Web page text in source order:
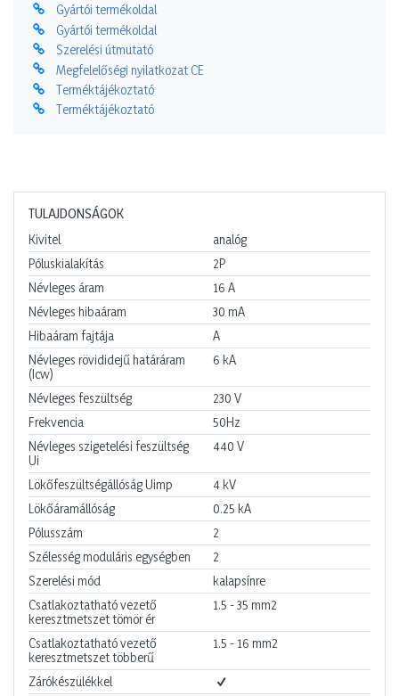
Gyártói termékoldal
Gyártói termékoldal
Szerelési útmutató
Megfelelőségi nyilatkozat CE
Terméktájékoztató
Terméktájékoztató
TULAJDONSÁGOK
Kivitel
analóg
Póluskialakítás
2P
Névleges áram
16 A
Névleges hibaáram
30 mA
Hibaáram fajtája
A
Névleges rövididejű határáram
(Icw)
6 kA
Névleges feszültség 230 V
Frekvencia
50Hz
Névleges szigetelési feszültség
Ui
440 V
Lökőfeszültségállóság Uimp 4 kV
Lökőáramállóság
0.25 kA
Pólusszám
2
Szélesség moduláris egységben
2
Szerelési mód
kalapsínre
Csatlakoztatható vezető
keresztmetszet tömör ér
1.5 - 35 mm2
Csatlakoztatható vezető
keresztmetszet többerű
1.5 - 16 mm2
Zárókészülékkel